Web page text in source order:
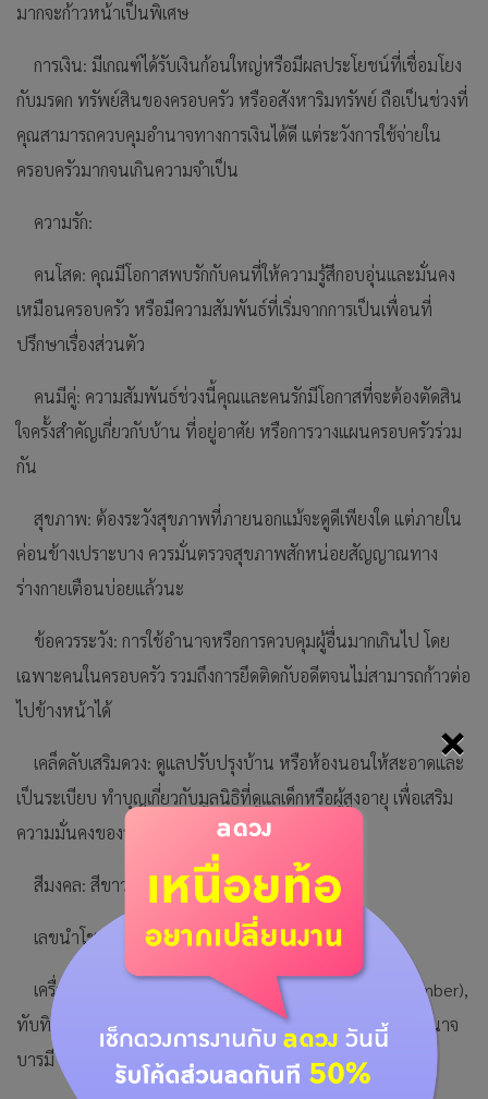
×
มากจะก้าวหน้าเป็นพิเศษ
การเงิน: มีเกณฑ์ได้รับเงินก้อนใหญ่หรือมีผลประโยชน์ที่เชื่อมโยง
กับมรดก ทรัพย์สินของครอบครัว หรืออสังหาริมทรัพย์ ถือเป็นช่วงที่
คุณสามารถควบคุมอำนาจทางการเงินได้ดี แต่ระวังการใช้จ่ายใน
ครอบครัวมากจนเกินความจำเป็น
ความรัก:
คนโสด: คุณมีโอกาสพบรักกับคนที่ให้ความรู้สึกอบอุ่นและมั่นคง
เหมือนครอบครัว หรือมีความสัมพันธ์ที่เริ่มจากการเป็นเพื่อนที่
ปรึกษาเรื่องส่วนตัว
คนมีคู่: ความสัมพันธ์ช่วงนี้คุณและคนรักมีโอกาสที่จะต้องตัดสิน
ใจครั้งสำคัญเกี่ยวกับบ้าน ที่อยู่อาศัย หรือการวางแผนครอบครัวร่วม
กัน
สุขภาพ: ต้องระวังสุขภาพที่ภายนอกแม้จะดูดีเพียงใด แต่ภายใน
ค่อนข้างเปราะบาง ควรมั่นตรวจสุขภาพสักหน่อยสัญญาณทาง
ร่างกายเตือนบ่อยแล้วนะ
ข้อควรระวัง: การใช้อำนาจหรือการควบคุมผู้อื่นมากเกินไป โดย
เฉพาะคนในครอบครัว รวมถึงการยึดติดกับอดีตจนไม่สามารถก้าวต่อ
ไปข้างหน้าได้
เคล็ดลับเสริมดวง: ดูแลปรับปรุงบ้าน หรือห้องนอนให้สะอาดและ
เป็นระเบียบ ทำบุญเกี่ยวกับมูลนิธิที่ดูแลเด็กหรือผู้สูงอายุ เพื่อเสริม
ความมั่นคงของรากฐานชีวิต
สีมงคล: สีขาวมุก, สีเงิน, สีขาว
เลขนำโชค: 4, 8
เครื่องประดับ/หินมงคล: อัญมณีประจำราศี เช่น อำพัน (Amber),
ทับทิม (Ruby) หรือ บุษราคัม (Yellow Sapphire) เพื่อเสริมอำนาจ
บารมี และความรุ่งเรือง